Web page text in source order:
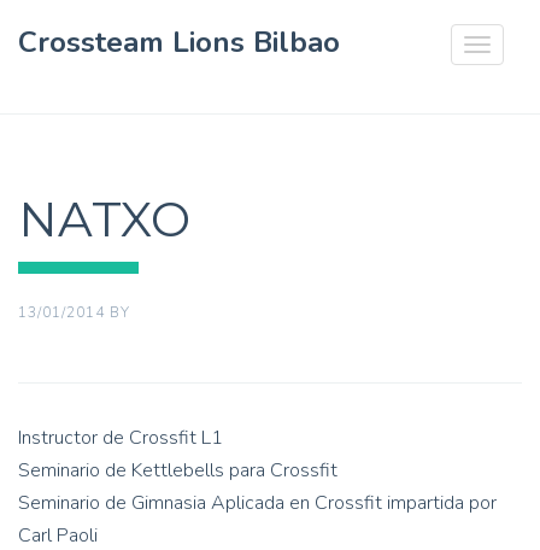
Crossteam Lions Bilbao
Toggle
NATXO
13/01/2014 BY
Instructor de Crossfit L1
Seminario de Kettlebells para Crossfit
Seminario de Gimnasia Aplicada en Crossfit impartida por
Carl Paoli